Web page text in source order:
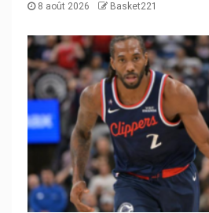
8 août 2026 Basket221